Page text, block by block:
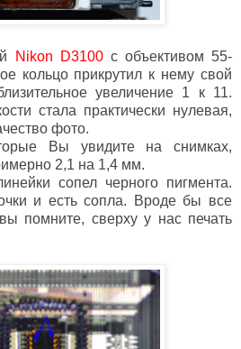
Nikon D3100с объективом 55-
кольцо прикрутил к нему свой
увеличение 1 к 11.
стала практически нулевая,
фото.
Вы увидите на снимках,
2,1 на 1,4 мм.
сопел черного пигмента.
и есть сопла. Вроде бы все
помните, сверху у нас печать